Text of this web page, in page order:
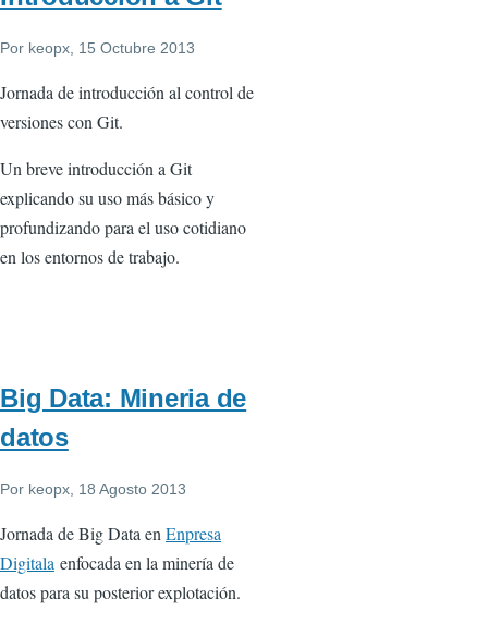
Por keopx, 15 Octubre 2013
Jornada de introducción al control de
versiones con Git.
Un breve introducción a Git
explicando su uso más básico y
profundizando para el uso cotidiano
en los entornos de trabajo.
Big Data: Mineria de
datos
Por keopx , 18 Agosto 2013
Jornada de Big Data en Enpresa
Digitala enfocada en la minería de
datos para su posterior explotación.